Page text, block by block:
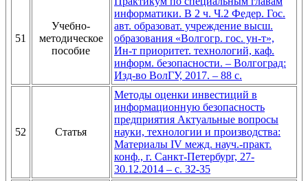
51
Учебно-
методическое
пособие
информатики. В 2 ч. Ч.2 Федер. Гос.
авт. образоват. учреждение высш.
образования «Волгогр. гос. ун-т»,
Ин-т приоритет. технологий, каф.
информ. безопасности. – Волгоград:
Изд-во ВолГУ, 2017. – 88 с.
52 Статья
Методы оценки инвестиций в
информационную безопасность
предприятия Актуальные вопросы
науки, технологии и производства:
Материалы IV межд. науч.-практ.
конф., г. Санкт-Петербург, 27-
30.12.2014 – с. 32-35